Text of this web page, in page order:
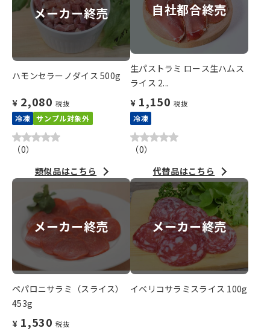
メーカー終売
ハモンセラーノダイス 500g
¥ 2,080 税抜
冷凍 サンプル対象外
（0）
類似品はこちら
自社都合終売
生パストラミ ロース生ハムス
ライス 2...
¥ 1,150 税抜
冷凍
（0）
代替品はこちら
メーカー終売
ペパロニサラミ（スライス）
453g
¥ 1,530 税抜
メーカー終売
イベリコサラミスライス 100g